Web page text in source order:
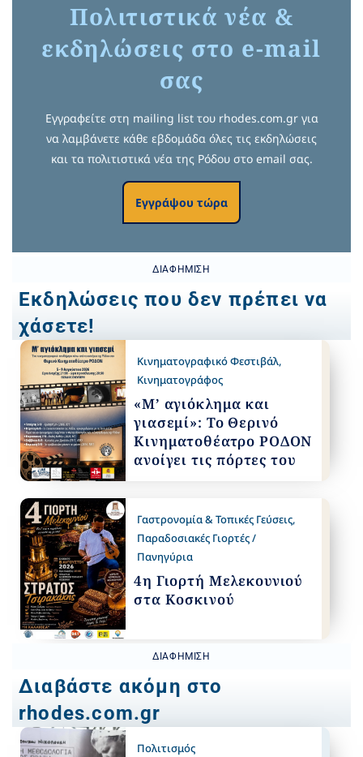
Πολιτιστικά νέα &
εκδηλώσεις στο e-mail
σας
Εγγραφείτε στη mailing list του rhodes.com.gr για
να λαμβάνετε κάθε εβδομάδα όλες τις εκδηλώσεις
και τα πολιτιστικά νέα της Ρόδου στο email σας.
Εγγράψου τώρα
ΔΙΑΦΉΜΙΣΗ
Εκδηλώσεις που δεν πρέπει να
χάσετε!
Κινηματογραφικό Φεστιβάλ,
Κινηματογράφος
«Μ’ αγιόκλημα και
γιασεμί»: Το Θερινό
Κινηματοθέατρο ΡΟΔΟΝ
ανοίγει τις πόρτες του
Γαστρονομία & Τοπικές Γεύσεις,
Παραδοσιακές Γιορτές /
Πανηγύρια
4η Γιορτή Μελεκουνιού
στα Κοσκινού
ΔΙΑΦΉΜΙΣΗ
Διαβάστε ακόμη στο
rhodes.com.gr
Πολιτισμός